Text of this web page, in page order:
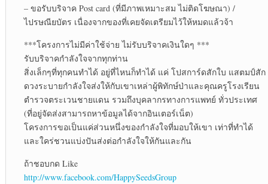
– ขอรับบริจาค Post card (ที่มีภาพเหมาะสม ไม่ติดโฆษณา) /
ไปรษณียบัตร เนื่องจากของที่เคยจัดเตรียมไว้ให้หมดแล้วจ้า
***โครงการไม่มีค่าใช้จ่าย ไม่รับบริจาคเงินใดๆ ***
รับบริจาคกำลังใจจากทุกท่าน
สิ่งเล็กๆที่ทุกคนทำได้ อยู่ที่ไหนก็ทำได้ แค่ โปสการ์ดสักใบ แสตมป์สัก
ดวงระบายกำลังใจส่งให้กับเขาเหล่าผู้พิทักษ์ป่าและคุณครูโรงเรียน
ตำรวจตระเวนชายแดน รวมถึงบุคลากรทางการแพทย์ ทั่วประเทศ
(ที่อยู่จัดส่งสามารถหาข้อมูลได้จากอินเตอร์เน็ต)
โครงการขอเป็นแค่ส่วนหนึ่งของกำลังใจที่มอบให้เขา เท่าที่ทำได้
และใคร่ชวนแบ่งปันส่งต่อกำลังใจให้กันและกัน
ถ้าชอบกด Like
http://www.facebook.com/HappySeedsGroup